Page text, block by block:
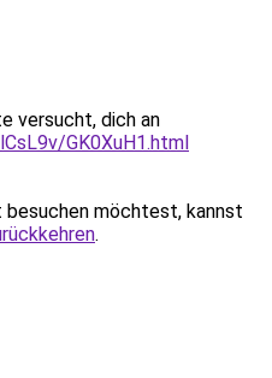
versucht, dich an
GK0XuH1.html
möchtest, kannst
.